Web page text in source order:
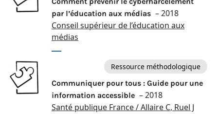
par l’éducation aux médias – 2018
Conseil supérieur de l’éducation aux
médias
Ressource méthodologique
Communiquer pour tous : Guide pour une
information accessible – 2018
Santé publique France / Allaire C, Ruel J